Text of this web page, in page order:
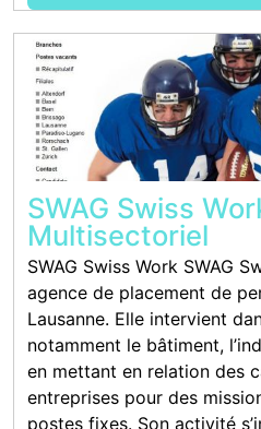
SWAG Swiss
Multisectoriel
SWAG Swiss Work SWAG
agence de placement de
Lausanne. Elle intervient
notamment le bâtiment,
en mettant en relation des
entreprises pour des
postes fixes. Son activité